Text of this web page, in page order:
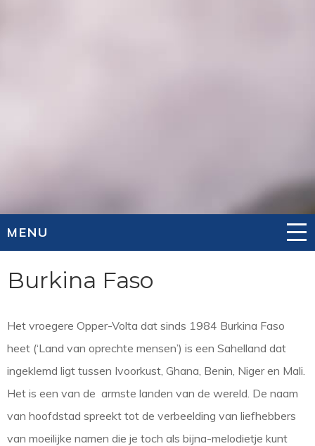
MENU
Burkina Faso
Het vroegere Opper-Volta dat sinds 1984 Burkina Faso
heet (‘Land van oprechte mensen’) is een Sahelland dat
ingeklemd ligt tussen Ivoorkust, Ghana, Benin, Niger en Mali.
Het is een van de armste landen van de wereld. De naam
van hoofdstad spreekt tot de verbeelding van liefhebbers
van moeilijke namen die je toch als bijna-melodietje kunt